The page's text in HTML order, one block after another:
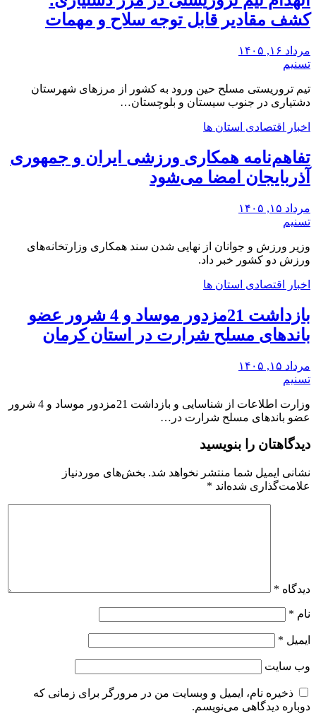
کشف مقادیر قابل توجه سلاح و مهمات
مرداد ۱۶, ۱۴۰۵
تسنیم
تیم تروریستی مسلح حین ورود به کشور از مرزهای شهرستان
دشتیاری در جنوب سیستان و بلوچستان…
اخبار اقتصادی استان ها
تفاهم‌نامه همکاری ورزشی ایران و جمهوری
آذربایجان امضا می‌شود
مرداد ۱۵, ۱۴۰۵
تسنیم
وزیر ورزش و جوانان از نهایی شدن سند همکاری وزارتخانه‌های
ورزش دو کشور خبر داد.
اخبار اقتصادی استان ها
بازداشت 21مزدور موساد و 4 شرور عضو
باندهای مسلح شرارت در استان کرمان
مرداد ۱۵, ۱۴۰۵
تسنیم
وزارت اطلاعات از شناسایی و بازداشت 21مزدور موساد و 4 شرور
عضو باندهای مسلح شرارت در…
دیدگاهتان را بنویسید
نشانی ایمیل شما منتشر نخواهد شد. بخش‌های موردنیاز
علامت‌گذاری شده‌اند *
دیدگاه *
نام *
ایمیل *
وب‌ سایت
ذخیره نام، ایمیل و وبسایت من در مرورگر برای زمانی که
دوباره دیدگاهی می‌نویسم.